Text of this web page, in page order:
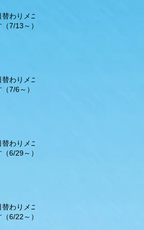
わりメニ
7/13～）
わりメニ
7/6～）
わりメニ
6/29～）
わりメニ
6/22～）